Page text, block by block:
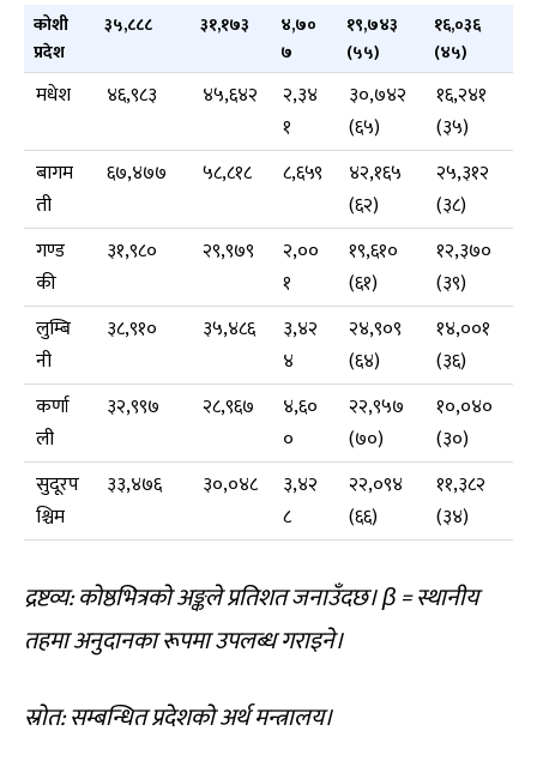
कोशी
प्रदेश
३५,८८८ ३१,१७३
४,७०
७
१९,७४३
(५५)
१६,०३६
(४५)
मधेश ४६,९८३ ४५,६४२
२,३४
१
३०,७४२
(६५)
१६,२४१
(३५)
बागम
ती
६७,४७७ ५८,८१८ ८,६५९
४२,१६५
(६२)
२५,३१२
(३८)
गण्ड
की
३१,९८० २९,९७९
२,००
१
१९,६१०
(६१)
१२,३७०
(३९)
लुम्बि
नी
३८,९१० ३५,४८६
३,४२
४
२४,९०९
(६४)
१४,००१
(३६)
कर्णा
ली
३२,९९७ २८,९६७
४,६०
०
२२,९५७
(७०)
१०,०४०
(३०)
सुदूरप
श्चिम
३३,४७६ ३०,०४८
३,४२
८
२२,०९४
(६६)
११,३८२
(३४)
द्रष्टव्य: कोष्ठभित्रको अङ्कले प्रतिशत जनाउँदछ।β =स्थानीय
तहमा अनुदानका रूपमा उपलब्ध गराइने।
स्रोत: सम्बन्धित प्रदेशको अर्थ मन्त्रालय।